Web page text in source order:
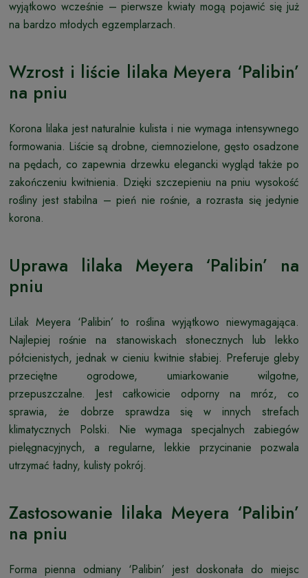
wyjątkowo wcześnie – pierwsze kwiaty mogą pojawić się już
na bardzo młodych egzemplarzach.
Wzrost i liście lilaka Meyera ‘Palibin’
na pniu
Korona lilaka jest naturalnie kulista i nie wymaga intensywnego
formowania. Liście są drobne, ciemnozielone, gęsto osadzone
na pędach, co zapewnia drzewku elegancki wygląd także po
zakończeniu kwitnienia. Dzięki szczepieniu na pniu wysokość
rośliny jest stabilna – pień nie rośnie, a rozrasta się jedynie
korona.
Uprawa lilaka Meyera ‘Palibin’ na
pniu
Lilak Meyera ‘Palibin’ to roślina wyjątkowo niewymagająca.
Najlepiej rośnie na stanowiskach słonecznych lub lekko
półcienistych, jednak w cieniu kwitnie słabiej. Preferuje gleby
przeciętne ogrodowe, umiarkowanie wilgotne,
przepuszczalne. Jest całkowicie odporny na mróz, co
sprawia, że dobrze sprawdza się w innych strefach
klimatycznych Polski. Nie wymaga specjalnych zabiegów
pielęgnacyjnych, a regularne, lekkie przycinanie pozwala
utrzymać ładny, kulisty pokrój.
Zastosowanie lilaka Meyera ‘Palibin’
na pniu
Forma pienna odmiany ‘Palibin’ jest doskonała do miejsc